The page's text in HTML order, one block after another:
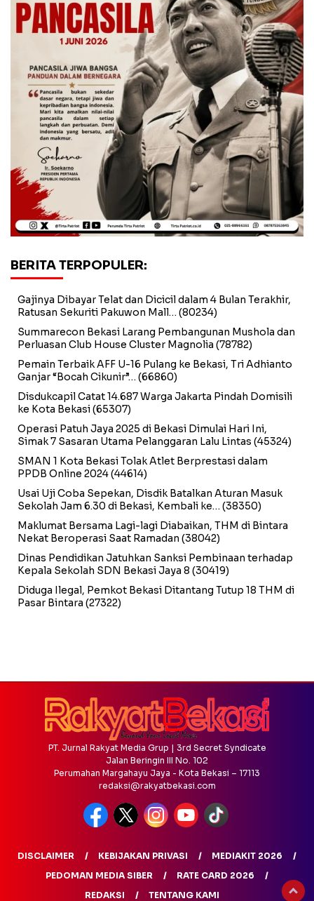
BERITA TERPOPULER:
Gajinya Dibayar Telat dan Dicicil dalam 4 Bulan Terakhir,
Ratusan Sekuriti Pakuwon Mall… (80234)
Summarecon Bekasi Larang Pembangunan Mushola dan
Perluasan Club House Cluster Magnolia (78782)
Pemain Terbaik AFF U-16 Pulang ke Bekasi, Tri Adhianto
Ganjar “Bocah Cikunir”… (66860)
Disdukcapil Catat 14.687 Warga Jakarta Pindah Domisili
ke Kota Bekasi(65307)
Operasi Patuh Jaya 2025 di Bekasi Dimulai Hari Ini,
Simak 7 Sasaran Utama Pelanggaran Lalu Lintas (45324)
SMAN 1 Kota Bekasi Tolak Atlet Berprestasi dalam
PPDB Online 2024(44614)
Usai Uji Coba Sepekan, Disdik Batalkan Aturan Masuk
Sekolah Jam 6.30 di Bekasi, Kembali ke… (38350)
Maklumat Bersama Lagi-lagi Diabaikan, THM di Bintara
Nekat Beroperasi Saat Ramadan (38042)
Dinas Pendidikan Jatuhkan Sanksi Pembinaan terhadap
Kepala Sekolah SDN Bekasi Jaya 8 (30419)
Diduga Ilegal, Pemkot Bekasi Ditantang Tutup 18 THM di
Pasar Bintara (27322)
PT. Jurnal Rakyat Media Grup | 3rd Secret Syndicate
Jalan Beringin III No. 102
Perumahan Margahayu Jaya - Kota Bekasi – 17113
redaksi@rakyatbekasi.com
DISCLAIMER KEBIJAKAN PRIVASI
MEDIAKIT 2026
PEDOMAN MEDIA SIBER
RATE CARD 2026
REDAKSI
TENTANG KAMI